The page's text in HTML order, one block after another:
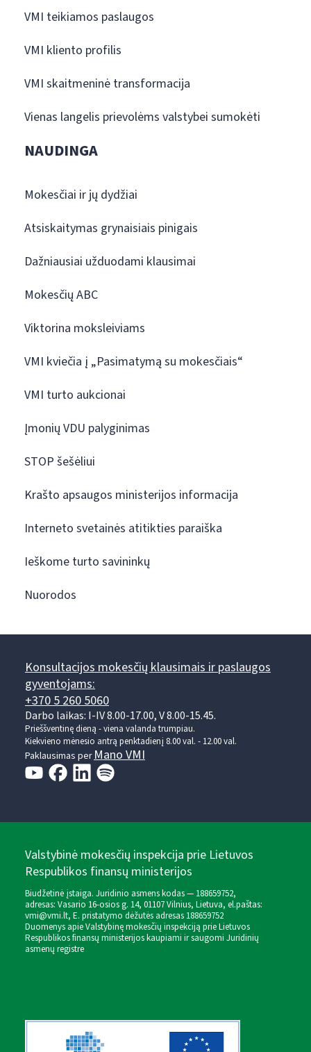
VMI teikiamos paslaugos
VMI kliento profilis
VMI skaitmeninė transformacija
Vienas langelis prievolėms valstybei sumokėti
NAUDINGA
Mokesčiai ir jų dydžiai
Atsiskaitymas grynaisiais pinigais
Dažniausiai užduodami klausimai
Mokesčių ABC
Viktorina moksleiviams
VMI kviečia į „Pasimatymą su mokesčiais“
VMI turto aukcionai
Įmonių VDU palyginimas
STOP šešėliui
Krašto apsaugos ministerijos informacija
Interneto svetainės atitikties paraiška
Ieškome turto savininkų
Nuorodos
Konsultacijos mokesčių klausimais ir paslaugos
gyventojams:
+370 5 260 5060
Darbo laikas: I-IV 8.00-17.00, V 8.00-15.45.
Prieššventinę dieną - viena valanda trumpiau.
Kiekvieno mėnesio antrą penktadienį 8.00 val. - 12.00 val.
Paklausimas perMano VMI
Valstybinė mokesčių inspekcija prie Lietuvos
Respublikos finansų ministerijos
Biudžetinė įstaiga. Juridinio asmens kodas — 188659752,
adresas: Vasario 16-osios g. 14, 01107 Vilnius, Lietuva, el.paštas:
vmi@vmi.lt, E. pristatymo dėžutės adresas 188659752
Duomenys apie Valstybinę mokesčių inspekciją prie Lietuvos
Respublikos finansų ministerijos kaupiami ir saugomi Juridinių
asmenų registre